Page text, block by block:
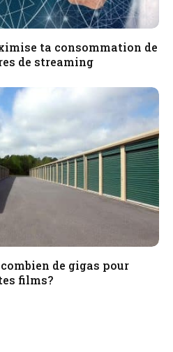
ta consommation de
de streaming
de gigas pour
films?